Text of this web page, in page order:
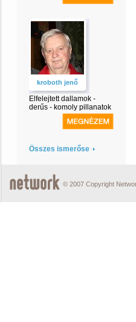
kroboth jenő
Elfelejtett dallamok -
derűs - komoly pillanatok
Összes ismerőse
© 2007 Copyright